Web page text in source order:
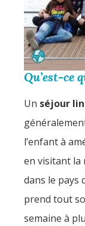
Qu’est-ce
Un séjour
l’enfant à
en visitant la
dans le pays
prend tout
semaine à